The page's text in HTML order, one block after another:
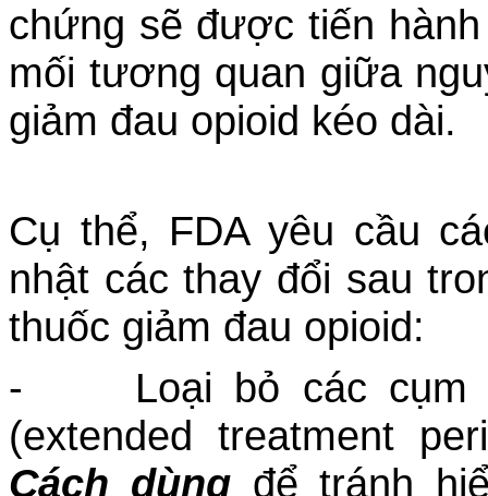
chứng sẽ được tiến
mối tương quan giữa
giảm đau opioid kéo dài.
Cụ thể, FDA yêu cầu
nhật các thay đổi sau
thuốc giảm đau opioid:
- Loại bỏ các cụm
(extended treatment
Cách dùngđể tránh